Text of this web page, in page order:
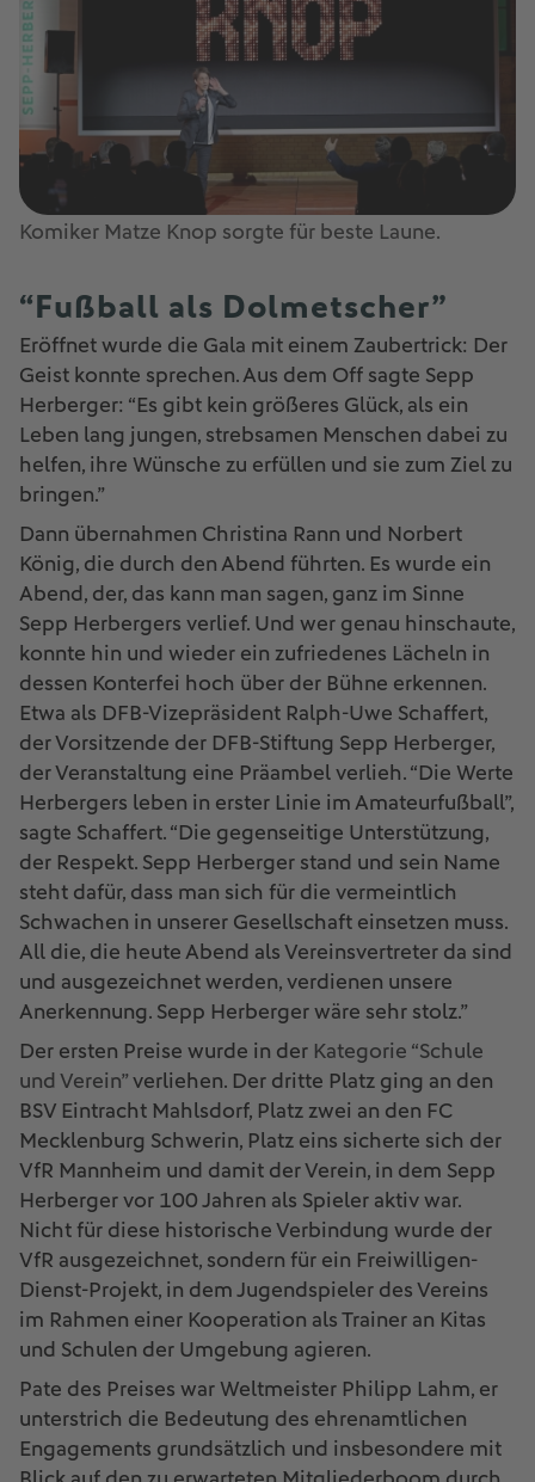
Komiker Matze Knop sorgte für beste Laune.
“Fußball als Dolmetscher”
Eröffnet wurde die Gala mit einem Zaubertrick: Der
Geist konnte sprechen. Aus dem Off sagte Sepp
Herberger: “Es gibt kein größeres Glück, als ein
Leben lang jungen, strebsamen Menschen dabei zu
helfen, ihre Wünsche zu erfüllen und sie zum Ziel zu
bringen.”
Dann übernahmen Christina Rann und Norbert
König, die durch den Abend führten. Es wurde ein
Abend, der, das kann man sagen, ganz im Sinne
Sepp Herbergers verlief. Und wer genau hinschaute,
konnte hin und wieder ein zufriedenes Lächeln in
dessen Konterfei hoch über der Bühne erkennen.
Etwa als DFB-Vizepräsident Ralph-Uwe Schaffert,
der Vorsitzende der DFB-Stiftung Sepp Herberger,
der Veranstaltung eine Präambel verlieh. “Die Werte
Herbergers leben in erster Linie im Amateurfußball”,
sagte Schaffert. “Die gegenseitige Unterstützung,
der Respekt. Sepp Herberger stand und sein Name
steht dafür, dass man sich für die vermeintlich
Schwachen in unserer Gesellschaft einsetzen muss.
All die, die heute Abend als Vereinsvertreter da sind
und ausgezeichnet werden, verdienen unsere
Anerkennung. Sepp Herberger wäre sehr stolz.”
Der ersten Preise wurde in der Kategorie “Schule
und Verein” verliehen. Der dritte Platz ging an den
BSV Eintracht Mahlsdorf, Platz zwei an den FC
Mecklenburg Schwerin, Platz eins sicherte sich der
VfR Mannheim und damit der Verein, in dem Sepp
Herberger vor 100 Jahren als Spieler aktiv war.
Nicht für diese historische Verbindung wurde der
VfR ausgezeichnet, sondern für ein Freiwilligen-
Dienst-Projekt, in dem Jugendspieler des Vereins
im Rahmen einer Kooperation als Trainer an Kitas
und Schulen der Umgebung agieren.
Pate des Preises war Weltmeister Philipp Lahm, er
unterstrich die Bedeutung des ehrenamtlichen
Engagements grundsätzlich und insbesondere mit